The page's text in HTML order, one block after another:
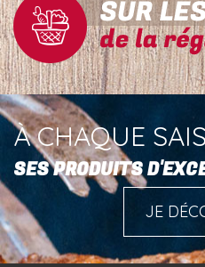
À CHAQUE
SES PRODUITS
JE